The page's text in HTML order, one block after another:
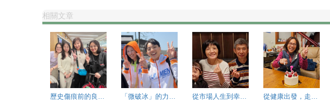
相關文章
從市場人生到幸福人生